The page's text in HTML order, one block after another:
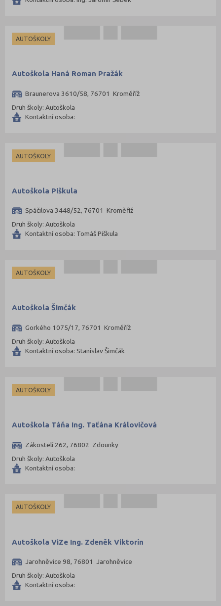
AUTOŠKOLY
Autoškola Haná Roman Pražák
Braunerova 3610/58, 76701 Kroměříž
Druh školy: Autoškola
Kontaktní osoba:
AUTOŠKOLY
Autoškola Piškula
Spáčilova 3448/52, 76701 Kroměříž
Druh školy: Autoškola
Kontaktní osoba: Tomáš Piškula
AUTOŠKOLY
Autoškola Šimčák
Gorkého 1075/17, 76701 Kroměříž
Druh školy: Autoškola
Kontaktní osoba: Stanislav Šimčák
AUTOŠKOLY
Autoškola Táňa Ing. Taťána Královičová
Zákostelí 262, 76802 Zdounky
Druh školy: Autoškola
Kontaktní osoba:
AUTOŠKOLY
Autoškola ViZe Ing. Zdeněk Viktorín
Jarohněvice 98, 76801 Jarohněvice
Druh školy: Autoškola
Kontaktní osoba: